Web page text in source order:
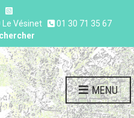
Le Vésinet
01 30 71 35 67
search form
MENU